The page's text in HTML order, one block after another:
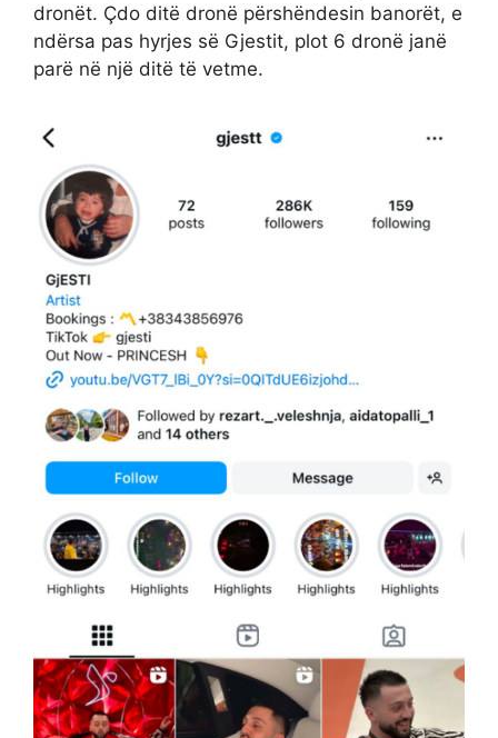
dronët. Çdo ditë dronë përshëndesin banorët, e
ndërsa pas hyrjes së Gjestit, plot 6 dronë janë
parë në një ditë të vetme.